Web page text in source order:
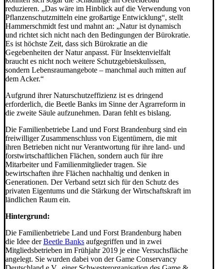
reduzieren. „Das wäre im Hinblick auf die Verwendung von
Pflanzenschutzmitteln eine großartige Entwicklung“, stellt
Hammerschmidt fest und mahnt an: „Natur ist dynamisch
und richtet sich nicht nach den Bedingungen der Bürokratie.
Es ist höchste Zeit, dass sich Bürokratie an die
Gegebenheiten der Natur anpasst. Für Insektenvielfalt
braucht es nicht noch weitere Schutzgebietskulissen,
sondern Lebensraumangebote – manchmal auch mitten auf
dem Acker.“
Aufgrund ihrer Naturschutzeffizienz ist es dringend
erforderlich, die Beetle Banks im Sinne der Agrarreform in
die zweite Säule aufzunehmen. Daran fehlt es bislang.
Die Familienbetriebe Land und Forst Brandenburg sind ein
freiwilliger Zusammenschluss von Eigentümern, die mit
ihren Betrieben nicht nur Verantwortung für ihre land- und
forstwirtschaftlichen Flächen, sondern auch für ihre
Mitarbeiter und Familienmitglieder tragen. Sie
bewirtschaften ihre Flächen nachhaltig und denken in
Generationen. Der Verband setzt sich für den Schutz des
privaten Eigentums und die Stärkung der Wirtschaftskraft im
ländlichen Raum ein.
Hintergrund:
Die Familienbetriebe Land und Forst Brandenburg haben
die Idee derBeetle Banks aufgegriffen und in zwei
Mitgliedsbetrieben im Frühjahr 2019 je eine Versuchsfläche
angelegt. Sie wurden dabei von der Game Conservancy